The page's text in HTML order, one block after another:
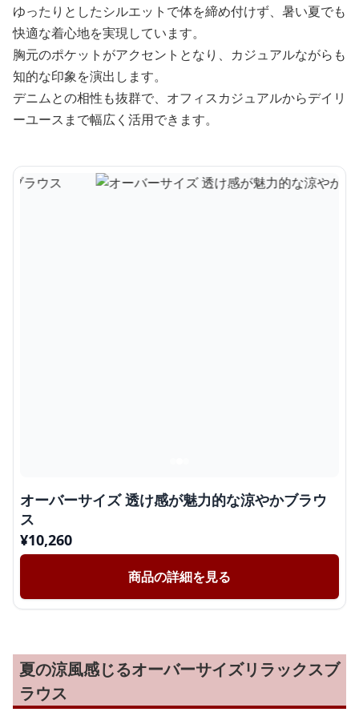
ゆったりとしたシルエットで体を締め付けず、暑い夏でも
快適な着心地を実現しています。
胸元のポケットがアクセントとなり、カジュアルながらも
知的な印象を演出します。
デニムとの相性も抜群で、オフィスカジュアルからデイリ
ーユースまで幅広く活用できます。
オーバーサイズ 透け感が魅力的な涼やかブラウ
ス
¥10,260
商品の詳細を見る
夏の涼風感じるオーバーサイズリラックスブ
ラウス